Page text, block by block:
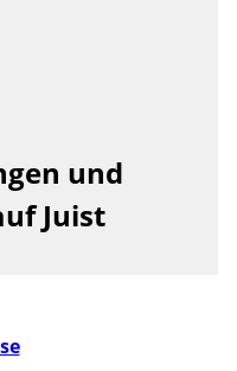
und
Juist